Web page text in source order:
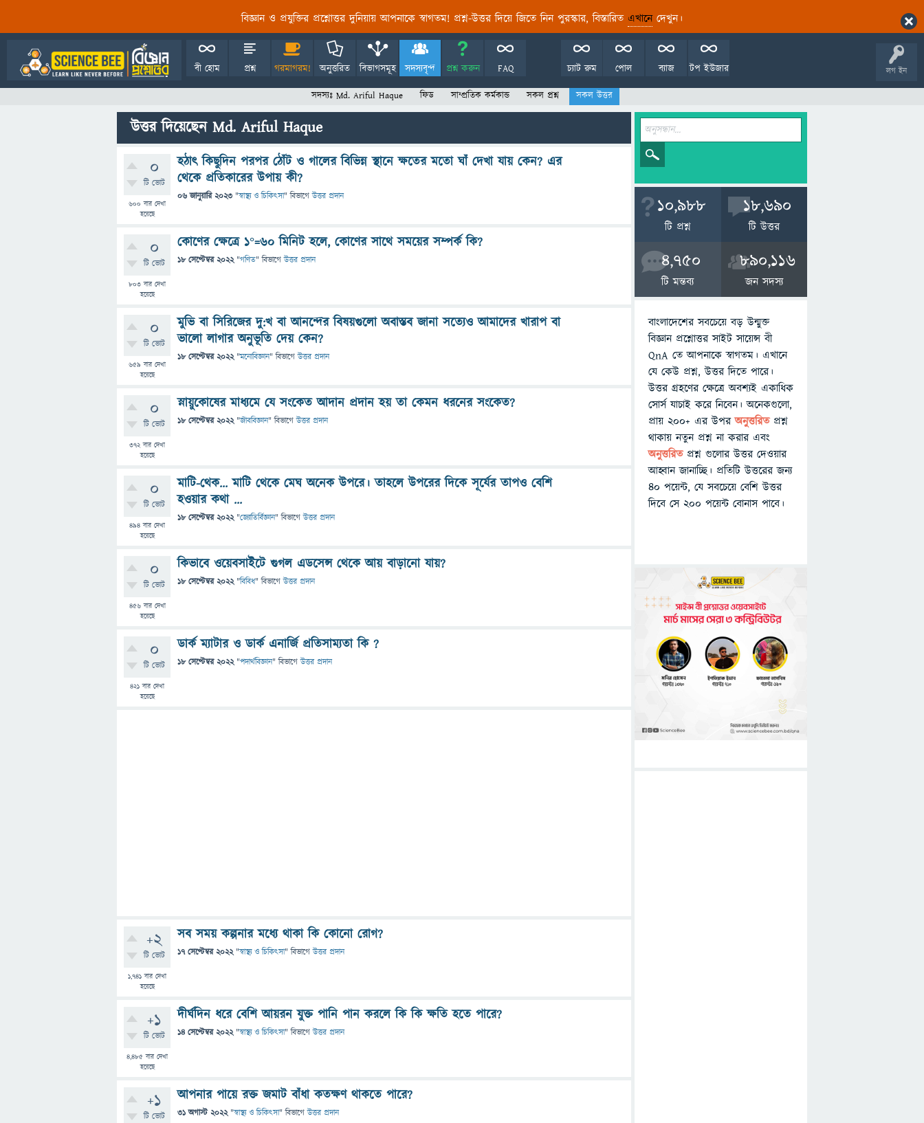
বিজ্ঞান ও প্রযুক্তির প্রশ্নোত্তর দুনিয়ায় আপনাকে স্বাগতম! প্রশ্ন-উত্তর দিয়ে জিতে নিন পুরস্কার, বিস্তারিত এখানেদেখুন।
লগ ইন
বী হোম প্রশ্ন গরমাগরম! অনুত্তরিত বিভাগসমূহ সদস্যবৃন্দ প্রশ্ন করুন FAQ টপ ইউজার
ব্যাজ
পোল
চ্যাট রুম
সদস্যঃ Md. Ariful Haque ফিড সাম্প্রতিক কর্মকান্ড সকল প্রশ্ন সকল উত্তর
উত্তর দিয়েছেন Md. Ariful Haque
0
টি ভোট
600 বার দেখা
হয়েছে
হঠাৎ কিছুদিন পরপর ঠোঁট ও গালের বিভিন্ন স্থানে ক্ষতের মতো ঘাঁ দেখা যায় কেন? এর
থেকে প্রতিকারের উপায় কী?
06 জানুয়ারি 2023 "স্বাস্থ্য ও চিকিৎসা" বিভাগে উত্তর প্রদান
0
টি ভোট
803 বার দেখা
হয়েছে
কোণের ক্ষেত্রে ১°=৬০ মিনিট হলে, কোণের সাথে সময়ের সম্পর্ক কি?
18 সেপ্টেম্বর 2022 "গণিত" বিভাগে উত্তর প্রদান
0
টি ভোট
659 বার দেখা
হয়েছে
মুভি বা সিরিজের দু:খ বা আনন্দের বিষয়গুলো অবাস্তব জানা সত্যেও আমাদের খারাপ বা
ভালো লাগার অনুভূতি দেয় কেন?
18 সেপ্টেম্বর 2022 "মনোবিজ্ঞান" বিভাগে উত্তর প্রদান
0
টি ভোট
372বার দেখা
হয়েছে
স্নায়ুকোষের মাধ্যমে যে সংকেত আদান প্রদান হয় তা কেমন ধরনের সংকেত?
18 সেপ্টেম্বর 2022 "জীববিজ্ঞান" বিভাগে উত্তর প্রদান
0
টি ভোট
494 বার দেখা
হয়েছে
মাটি-থেক... মাটি থেকে মেঘ অনেক উপরে। তাহলে উপরের দিকে সূর্যের তাপও বেশি
হওয়ার কথা ...
18 সেপ্টেম্বর 2022 "জ্যোতির্বিজ্ঞান" বিভাগে উত্তর প্রদান
0
টি ভোট
456বার দেখা
হয়েছে
কিভাবে ওয়েবসাইটে গুগল এডসেন্স থেকে আয় বাড়ানো যায়?
18 সেপ্টেম্বর 2022 "বিবিধ" বিভাগে উত্তর প্রদান
0
টি ভোট
421 বার দেখা
হয়েছে
ডার্ক ম্যাটার ও ডার্ক এনার্জি প্রতিসাম্যতা কি ?
18 সেপ্টেম্বর 2022 "পদার্থবিজ্ঞান" বিভাগে উত্তর প্রদান
+2
টি ভোট
1,741 বার দেখা
হয়েছে
সব সময় কল্পনার মধ্যে থাকা কি কোনো রোগ?
17 সেপ্টেম্বর 2022 "স্বাস্থ্য ও চিকিৎসা" বিভাগে উত্তর প্রদান
+1
টি ভোট
4,485 বার দেখা
হয়েছে
দীর্ঘদিন ধরে বেশি আয়রন যুক্ত পানি পান করলে কি কি ক্ষতি হতে পারে?
14 সেপ্টেম্বর 2022 "স্বাস্থ্য ও চিকিৎসা" বিভাগে উত্তর প্রদান
+1
টি ভোট
আপনার পায়ে রক্ত ​​জমাট বাঁধা কতক্ষণ থাকতে পারে?
31 অগাস্ট 2022 "স্বাস্থ্য ও চিকিৎসা" বিভাগে উত্তর প্রদান
10,988
টি প্রশ্ন
18,690
টি উত্তর
4,750
টি মন্তব্য
890,116
জন সদস্য
বাংলাদেশের সবচেয়ে বড় উন্মুক্ত
বিজ্ঞান প্রশ্নোত্তর সাইট সায়েন্স বী
QnA তে আপনাকে স্বাগতম। এখানে
যে কেউ প্রশ্ন, উত্তর দিতে পারে।
উত্তর গ্রহণের ক্ষেত্রে অবশ্যই একাধিক
সোর্স যাচাই করে নিবেন। অনেকগুলো,
প্রায় ২০০+ এর উপরঅনুত্তরিতপ্রশ্ন
থাকায় নতুন প্রশ্ন না করার এবং
অনুত্তরিত প্রশ্ন গুলোর উত্তর দেওয়ার
আহ্বান জানাচ্ছি। প্রতিটি উত্তরের জন্য
৪০ পয়েন্ট, যে সবচেয়ে বেশি উত্তর
দিবে সে ২০০ পয়েন্ট বোনাস পাবে।